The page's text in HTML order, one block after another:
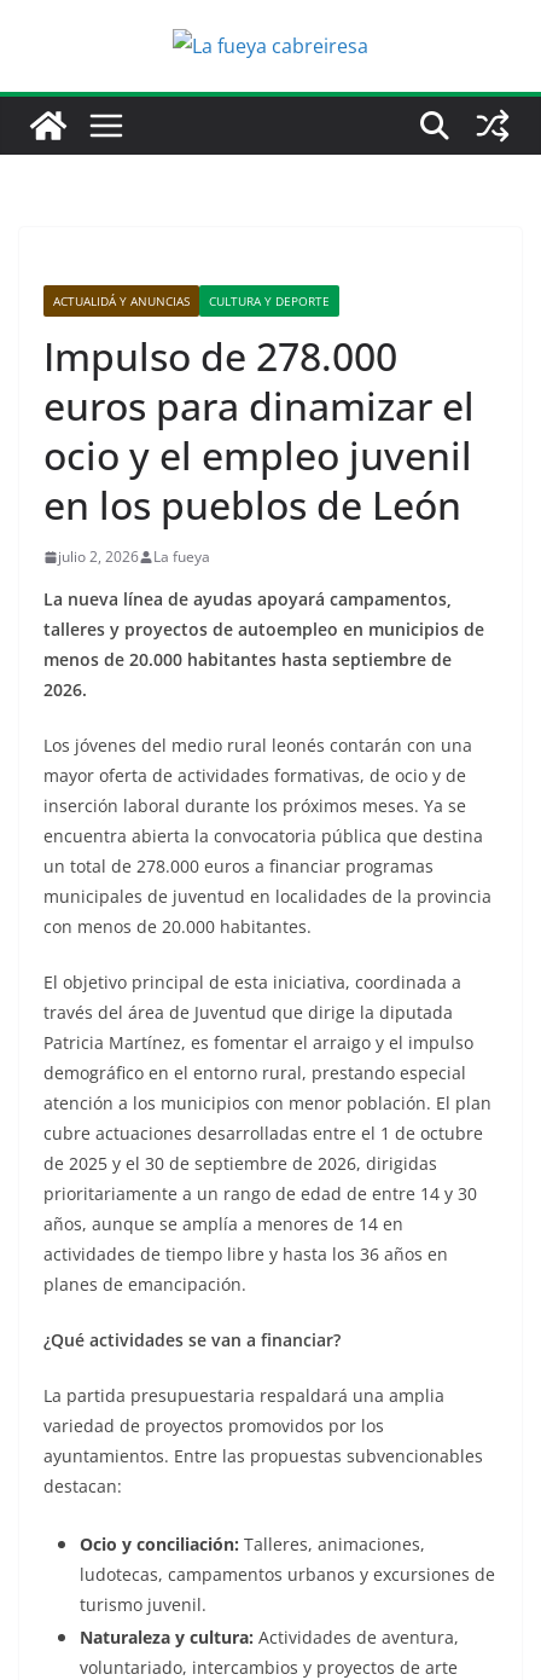
ACTUALIDÁ Y ANUNCIAS CULTURA Y DEPORTE
Impulso de 278.000
euros para dinamizar el
ocio y el empleo juvenil
en los pueblos de León
julio 2, 2026 La fueya
La nueva línea de ayudas apoyará campamentos,
talleres y proyectos de autoempleo en municipios de
menos de 20.000 habitantes hasta septiembre de
2026.
Los jóvenes del medio rural leonés contarán con una
mayor oferta de actividades formativas, de ocio y de
inserción laboral durante los próximos meses. Ya se
encuentra abierta la convocatoria pública que destina
un total de 278.000 euros a financiar programas
municipales de juventud en localidades de la provincia
con menos de 20.000 habitantes.
El objetivo principal de esta iniciativa, coordinada a
través del área de Juventud que dirige la diputada
Patricia Martínez, es fomentar el arraigo y el impulso
demográfico en el entorno rural, prestando especial
atención a los municipios con menor población. El plan
cubre actuaciones desarrolladas entre el 1 de octubre
de 2025 y el 30 de septiembre de 2026, dirigidas
prioritariamente a un rango de edad de entre 14 y 30
años, aunque se amplía a menores de 14 en
actividades de tiempo libre y hasta los 36 años en
planes de emancipación.
¿Qué actividades se van a financiar?
La partida presupuestaria respaldará una amplia
variedad de proyectos promovidos por los
ayuntamientos. Entre las propuestas subvencionables
destacan:
Ocio y conciliación: Talleres, animaciones,
ludotecas, campamentos urbanos y excursiones de
turismo juvenil.
Naturaleza y cultura: Actividades de aventura,
voluntariado, intercambios y proyectos de arte